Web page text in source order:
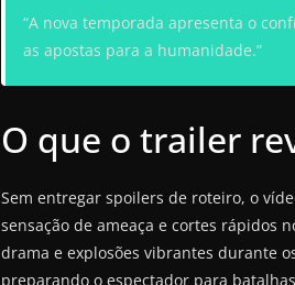
“A nova temporada apresenta o
as apostas para a humanidade.”
O que o trailer
Sem entregar spoilers de roteiro, o
sensação de ameaça e cortes rápidos
drama e explosões vibrantes durante
preparando o espectador para